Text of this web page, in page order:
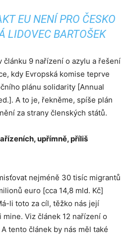
EU NENÍ PRO ČESKO
LIDOVEC BARTOŠEK
článku 9 nařízení o azylu a řešení
kdy Evropská komise teprve
plánu solidarity [Annual
A to je, řekněme, spíše plán
za strany členských států.
upřímně, příliš
nejméně 30 tisíc migrantů
euro [cca 14,8 mld. Kč]
li toto za cíl, těžko nás její
Viz článek 12 nařízení o
tento článek by nás měl také